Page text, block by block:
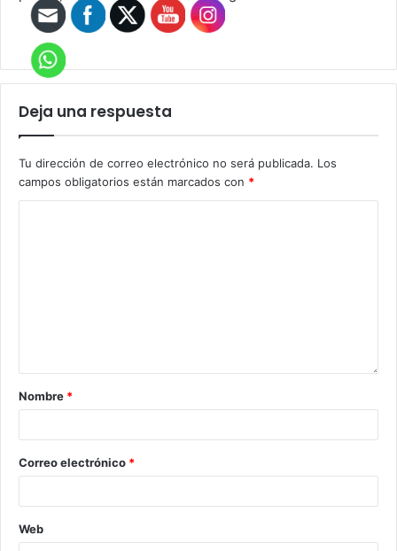
Deja una respuesta
Tu dirección de correo electrónico no será publicada. Los
campos obligatorios están marcados con *
Nombre *
Correo electrónico *
Web